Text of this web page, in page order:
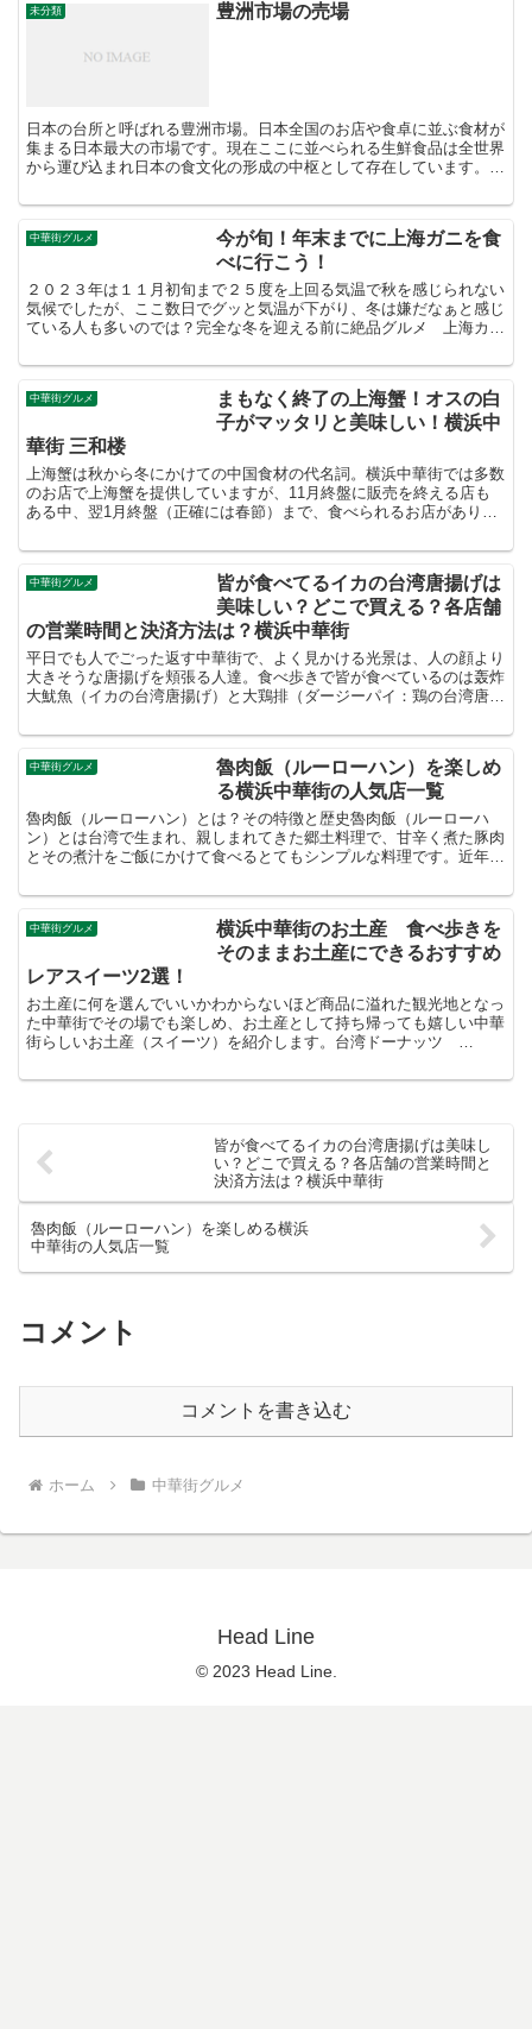
未分類 豊洲市場の売場
日本の台所と呼ばれる豊洲市場。日本全国のお店や食卓に並ぶ食材が
集まる日本最大の市場です。現在ここに並べられる生鮮食品は全世界
から運び込まれ日本の食文化の形成の中枢として存在しています。東
中華街グルメ
今が旬！年末までに上海ガニを食
べに行こう！
２０２３年は１１月初旬まで２５度を上回る気温で秋を感じられない
気候でしたが、ここ数日でグッと気温が下がり、冬は嫌だなぁと感じ
ている人も多いのでは？完全な冬を迎える前に絶品グルメ 上海カ
中華街グルメ
まもなく終了の上海蟹！オスの白
子がマッタリと美味しい！横浜中
華街 三和楼
上海蟹は秋から冬にかけての中国食材の代名詞。横浜中華街では多数
のお店で上海蟹を提供していますが、11月終盤に販売を終える店も
ある中、翌1月終盤（正確には春節）まで、食べられるお店がありま
中華街グルメ
皆が食べてるイカの台湾唐揚げは
美味しい？どこで買える？各店舗
の営業時間と決済方法は？横浜中華街
平日でも人でごった返す中華街で、よく見かける光景は、人の顔より
大きそうな唐揚げを頬張る人達。食べ歩きで皆が食べているのは轰炸
大魷魚（イカの台湾唐揚げ）と大鶏排（ダージーパイ：鶏の台湾唐揚
中華街グルメ
魯肉飯（ルーローハン）を楽しめ
る横浜中華街の人気店一覧
魯肉飯（ルーローハン）とは？その特徴と歴史魯肉飯（ルーローハ
ン）とは台湾で生まれ、親しまれてきた郷土料理で、甘辛く煮た豚肉
とその煮汁をご飯にかけて食べるとてもシンプルな料理です。近年魯
中華街グルメ
横浜中華街のお土産 食べ歩きを
そのままお土産にできるおすすめ
レアスイーツ2選！
お土産に何を選んでいいかわからないほど商品に溢れた観光地となっ
た中華街でその場でも楽しめ、お土産として持ち帰っても嬉しい中華
街らしいお土産（スイーツ）を紹介します。台湾ドーナッツ
皆が食べてるイカの台湾唐揚げは美味し
い？どこで買える？各店舗の営業時間と
決済方法は？横浜中華街
魯肉飯（ルーローハン）を楽しめる横浜
中華街の人気店一覧
コメント
コメントを書き込む
ホーム 中華街グルメ
Head Line
© 2023 Head Line.